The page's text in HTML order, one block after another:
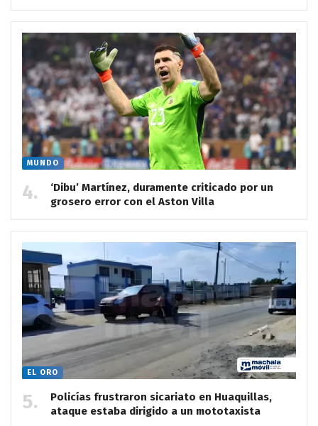
MUNDO
‘Dibu’ Martínez, duramente criticado por un
grosero error con el Aston Villa
EL ORO
Policías frustraron sicariato en Huaquillas,
ataque estaba dirigido a un mototaxista